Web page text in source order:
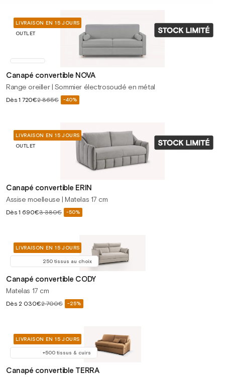
LIVRAISON EN 15 JOURS
OUTLET
Canapé convertible NOVA
Range oreiller | Sommier électrosoudé en métal
Prix
Dès 1 720€Prix
2 865€ -40%
LIVRAISON EN 15 JOURS
OUTLET
Canapé convertible ERIN
Assise moelleuse | Matelas 17 cm
Prix
Dès 1 690€Prix
3 380€ -50%
250 tissus au choix
LIVRAISON EN 15 JOURS
Canapé convertible CODY
Matelas 17 cm
Prix
Dès 2 030€Prix
2 700€ -25%
+500 tissus & cuirs
LIVRAISON EN 15 JOURS
Canapé convertible TERRA